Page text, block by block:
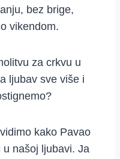
bez brige,
vikendom.
za crkvu u
ljubav sve više i
kako Pavao
našoj ljubavi. Ja